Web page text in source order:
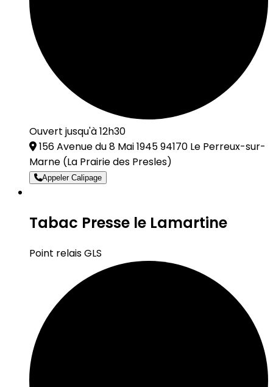
Ouvert jusqu'à 12h30
156 Avenue du 8 Mai 1945 94170 Le Perreux-sur-
Marne (La Prairie des Presles)
Appeler Calipage
Tabac Presse le Lamartine
Point relais GLS